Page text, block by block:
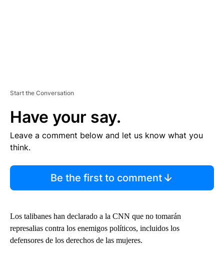
Start the Conversation
Have your say.
Leave a comment below and let us know what you
think.
Be the first to comment
Los talibanes han declarado a la CNN que no tomarán
represalias contra los enemigos políticos, incluidos los
defensores de los derechos de las mujeres.